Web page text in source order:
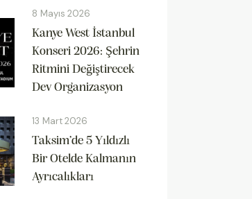
8 Mayıs 2026
Kanye West İstanbul
Konseri 2026: Şehrin
Ritmini Değiştirecek
Dev Organizasyon
13 Mart 2026
Taksim’de 5 Yıldızlı
Bir Otelde Kalmanın
Ayrıcalıkları